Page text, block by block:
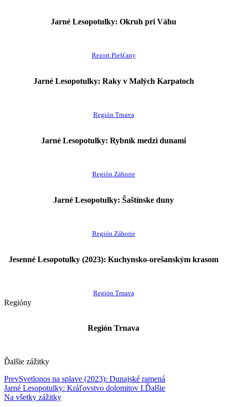
Jarné Lesopotulky: Okruh pri Váhu
Rezort Piešťany
Jarné Lesopotulky: Raky v Malých Karpatoch
Región Trnava
Jarné Lesopotulky: Rybník medzi dunami
Región Záhorie
Jarné Lesopotulky: Šaštínske duny
Región Záhorie
Jesenné Lesopotulky (2023): Kuchynsko-orešanským krasom
Región Trnava
Regióny
Región Trnava
Ďalšie zážitky
PrevSvetlonos na splave (2023): Dunajské ramená
Jarné Lesopotulky: Kráľovstvo dolomitov I.Ďalšie
Na všetky zážitky